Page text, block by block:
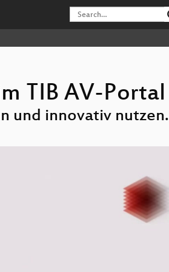
TIB AV-Portal
und innovativ nutzen.